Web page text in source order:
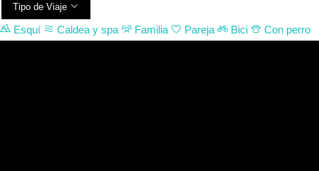
Tipo de Viaje
Esquí Caldea y spa Familia Pareja Bici
Con perro